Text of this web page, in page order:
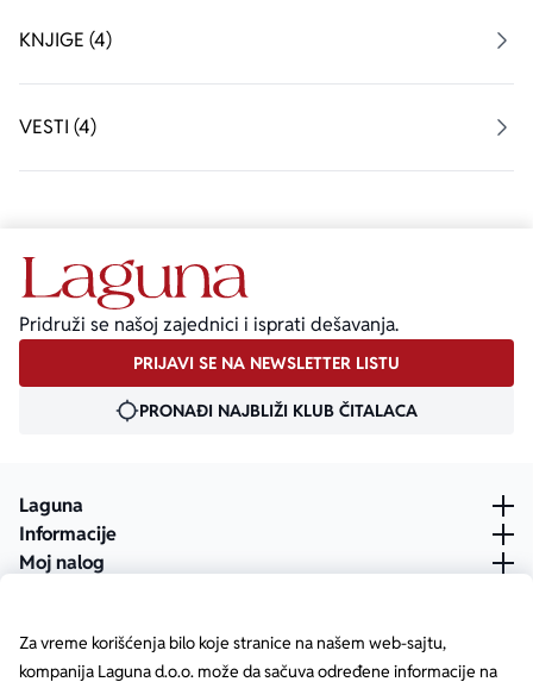
Za vreme korišćenja bilo koje stranice na našem web-sajtu,
kompanija Laguna d.o.o. može da sačuva određene informacije na
KNJIGE (4)
VESTI (4)
Pridruži se našoj zajednici i isprati dešavanja.
PRIJAVI SE NA NEWSLETTER LISTU
PRONAĐI NAJBLIŽI KLUB ČITALACA
Laguna
Informacije
Moj nalog